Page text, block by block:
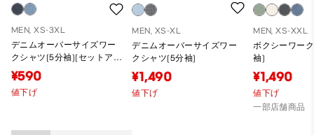
MEN, XS-3XL
デニムオーバーサイズワー
クシャツ(5分袖)(セットアッ
プ可能)
¥590
値下げ
MEN, XS-XL
デニムオーバーサイズワー
クシャツ(5分袖)
¥1,490
値下げ
MEN, XS-XXL
ボクシーワー
袖)
¥1,490
値下げ
一部店舗商品